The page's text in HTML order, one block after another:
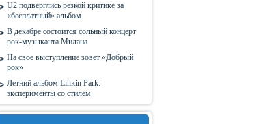
U2 подверглись резкой критике за
«бесплатный» альбом
В декабре состоится сольный концерт
рок-музыканта Милана
На свое выступление зовет «Добрый
рок»
Летний альбом Linkin Park:
эксперименты со стилем